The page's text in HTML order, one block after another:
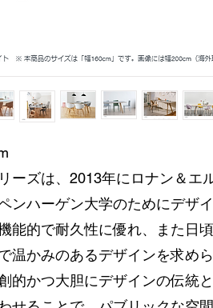
ーズは、2013年にロナン＆エ
ンハーゲン大学のためにデザ
能的で耐久性に優れ、また日
温かみのあるデザインを求め
的かつ大胆にデザインの伝統